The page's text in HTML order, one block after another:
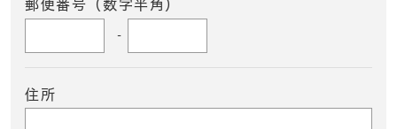
郵便番号（数字半角）
-
住所